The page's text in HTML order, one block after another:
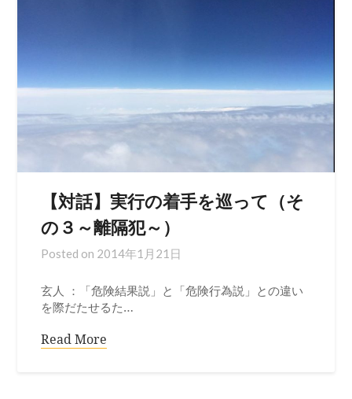
【対話】実行の着手を巡って（そ
の３～離隔犯～）
Posted on 2014年1月21日
玄人 ：「危険結果説」と「危険行為説」との違い
を際だたせるた…
Read More